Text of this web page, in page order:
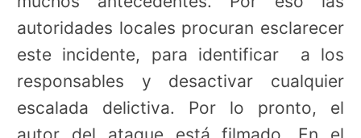
autoridades locales procuran esclarecer
este incidente, para identificar a los
responsables y desactivar cualquier
escalada delictiva. Por lo pronto, el